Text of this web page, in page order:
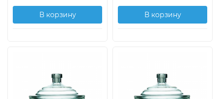
В корзину В корзину